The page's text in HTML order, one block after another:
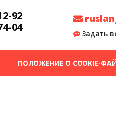
92
04
Задать
ПОЛОЖЕНИЕ О COOKIE-